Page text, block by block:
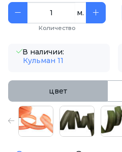
м.
Количество
В наличии:
Кульман 11
цвет